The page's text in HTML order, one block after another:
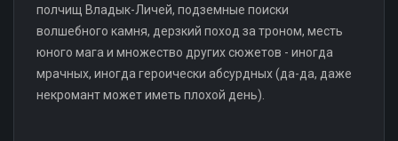
полчищ Владык-Личей, подземные поиски
волшебного камня, дерзкий поход за троном, месть
юного мага и множество других сюжетов - иногда
мрачных, иногда героически абсурдных (да-да, даже
некромант может иметь плохой день).